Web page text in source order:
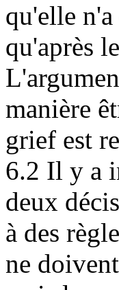
qu'elle n'a
qu'après
manière
grief est
6.2 Il y a
deux
à des
ne